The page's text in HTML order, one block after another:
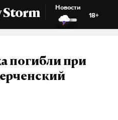
Storm
Новости
18+
погибли при